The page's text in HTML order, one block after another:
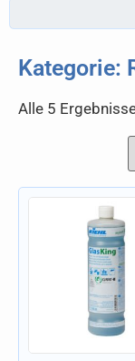
Kategorie:
Alle 5